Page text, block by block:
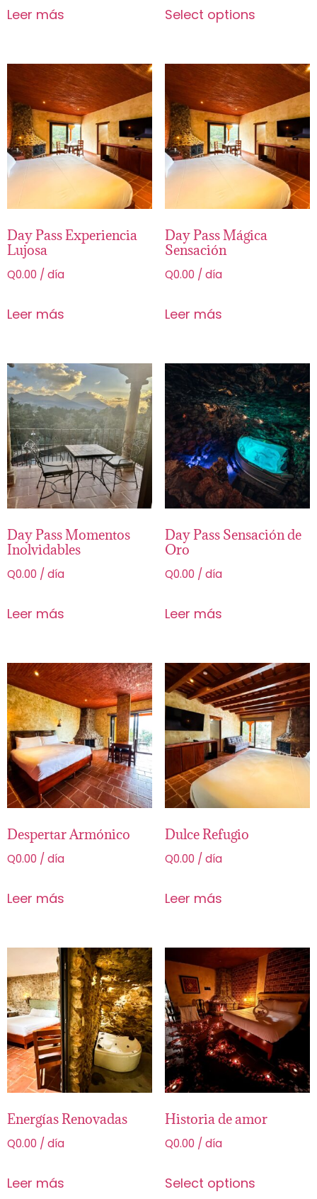
Leer más Select options
Day Pass Experiencia
Lujosa
Q0.00 / día
Leer más
Day Pass Mágica
Sensación
Q0.00 / día
Leer más
Day Pass Momentos
Inolvidables
Q0.00 / día
Leer más
Day Pass Sensación de
Oro
Q0.00 / día
Leer más
Despertar Armónico
Q0.00 / día
Leer más
Dulce Refugio
Q0.00 / día
Leer más
Energías Renovadas
Q0.00 / día
Leer más
Historia de amor
Q0.00 / día
Select options